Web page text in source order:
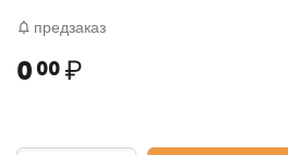
предзаказ
0 00₽